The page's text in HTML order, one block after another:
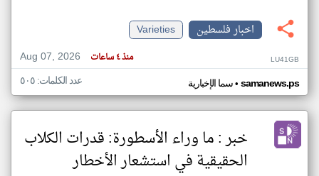
اخبار فلسطين
Varieties
Aug 07, 2026
منذ ٤ ساعات LU41GB
سما الإخبارية• samanews.ps عدد الكلمات: ٥٠٥
خبر : ما وراء الأسطورة: قدرات الكلاب
الحقيقية في استشعار الأخطار